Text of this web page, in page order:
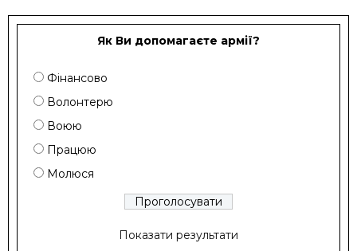
Як Ви допомагаєте армії?
Фінансово
Волонтерю
Воюю
Працюю
Молюся
Показати результати